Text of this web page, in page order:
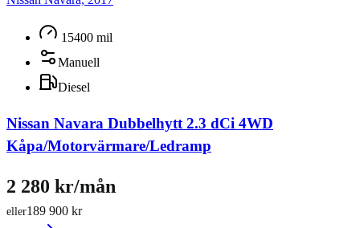
15400 mil
Manuell
Diesel
Nissan Navara Dubbelhytt 2.3 dCi 4WD
Kåpa/Motorvärmare/Ledramp
189 900 kr
eller
2 280 kr/mån